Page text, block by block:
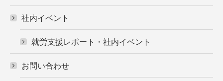
社内イベント
就労支援レポート・社内イベント
お問い合わせ